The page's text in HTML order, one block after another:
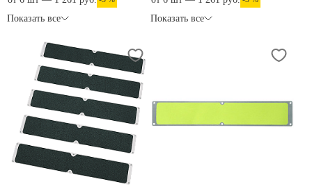
Показать все Показать все